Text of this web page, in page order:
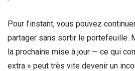
Pour l’instant, vous pouvez
partager sans sortir le portefeuille.
la prochaine mise à jour — ce qui
extra » peut très vite devenir un